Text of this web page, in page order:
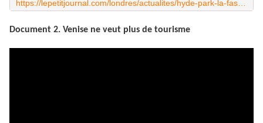
Document 2. Venise ne veut plus de tourisme